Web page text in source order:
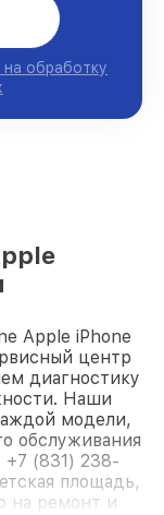
на обработку
Apple iPhone
центр
диагностику
Наши
модели,
обслуживания
+7 (831) 238-
площадь,
на ремонт и